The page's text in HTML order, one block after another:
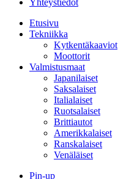
Etusivu
Tekniikka
Kytkentäkaaviot
Moottorit
Valmistusmaat
Japanilaiset
Saksalaiset
Italialaiset
Ruotsalaiset
Brittiautot
Amerikkalaiset
Ranskalaiset
Venäläiset
Pin-up